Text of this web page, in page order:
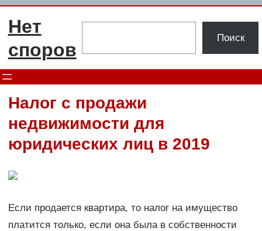
Перейти
Нет
споров
Поиск
Налог с продажи
недвижимости для
юридических лиц в 2019
Если продается квартира, то налог на имущество
платится только, если она была в собственности